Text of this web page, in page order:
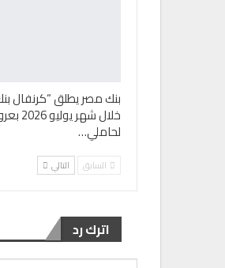
بنك مصر يطلق “كرنفال
خلال
لحاملي…
السابق التالي
اترك رد